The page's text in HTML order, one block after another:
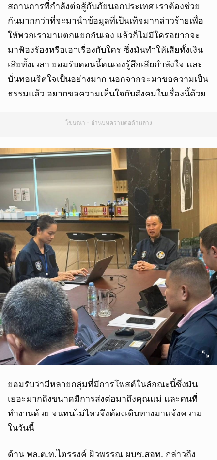
สถานการที่กำลังต่อสู้กับภัยนอกประเทศ เราต้องช่วย
กันมากกว่าที่จะมานำข้อมูลที่เป็นเท็จมากล่าวร้ายเพื่อ
ให้พวกเรามาแตกแยกกันเอง แล้วก็ไม่มีใครอยากจะ
มาฟ้องร้องหรือเอาเรื่องกับใคร ซึ่งมันทำให้เสียทั้งเงิน
เสียทั้งเวลา ยอมรับตอนนี้ตนเองรู้สึกเสียกำลังใจ และ
บั่นทอนจิตใจเป็นอย่างมาก นอกจากจะมาขอความเป็น
ธรรมแล้ว อยากขอความเห็นใจกับสังคมในเรื่องนี้ด้วย
โฆษณา - อ่านบทความต่อด้านล่าง
ยอมรับว่ามีหลายกลุ่มที่มีการโพสต์ในลักณะนี้ซึ่งมัน
เยอะมากถึงขนาดมีการส่งต่อมาถึงคุณแม่ และคนที่
ทำงานด้วย จนทนไม่ไหวจึงต้องเดินทางมาแจ้งความ
ในวันนี้
ด้าน พล.ต.ท.ไตรรงค์ ผิวพรรณ ผบช.สอท. กล่าวถึง